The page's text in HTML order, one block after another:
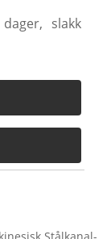
slakk